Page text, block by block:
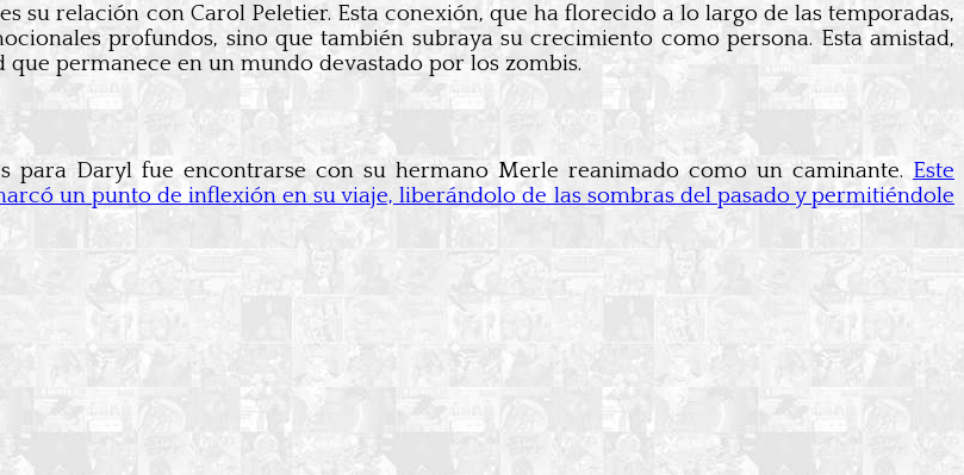
su relación con Carol Peletier. Esta conexión, que ha florecido a lo largo de las temporadas,
profundos, sino que también subraya su crecimiento como persona. Esta amistad,
permanece en un mundo devastado por los zombis.
para Daryl fue encontrarse con su hermano Merle reanimado como un caminante. Este
un punto de inflexión en su viaje, liberándolo de las sombras del pasado y permitiéndole